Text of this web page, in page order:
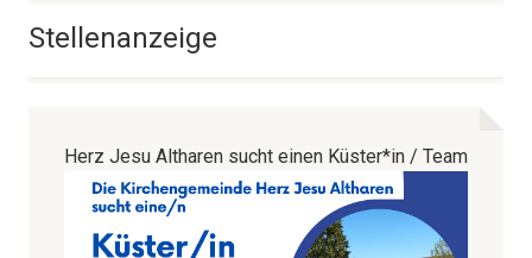
Stellenanzeige
Herz Jesu Altharen sucht einen Küster*in / Team